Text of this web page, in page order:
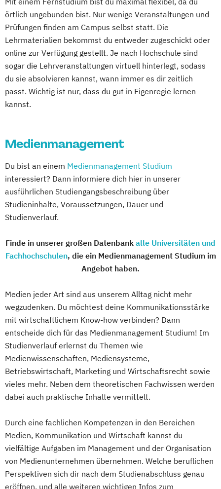
Fitnessökonom (FH)
Gesundheitsökonom (FH)
Hospitality Controlling & Hotel Asset
Management
Hotel Management
Hotel- und Tourismusmarketing
Hotelmarketing
Hotelökonom (FH)
Kommunikation & Medienmanagement
MBA Health Care Management
Management im Gesundheitswesen
Master of Business Administration (MBA)
Sports Nutrion (EN)
Medienökonom (FH)
Online-Marketing & Marketingmanagement
Online-Marketing & Marketingmanagement
(dual)
Personalmanagement
Prävention & Gesundheitsförderung
Prävention
Sporttherapie und
Gesundheitsmanagement
Revenue Management
Sportmarketing Sportvermarktung
Sportökonom (FH) Tourism Consulting
Tourismus Management
Tourismusökonom (FH)
Veranstaltungsökonom (FH)
örtlich ungebunden bist. Nur wenige Veranstaltungen und
Prüfungen finden am Campus selbst statt. Die
Lehrmaterialien bekommst du entweder zugeschickt oder
online zur Verfügung gestellt. Je nach Hochschule sind
sogar die Lehrveranstaltungen virtuell hinterlegt, sodass
du sie absolvieren kannst, wann immer es dir zeitlich
passt. Wichtig ist nur, dass du gut in Eigenregie lernen
kannst.
Medienmanagement
Du bist an einem Medienmanagement Studium
interessiert? Dann informiere dich hier in unserer
ausführlichen Studiengangsbeschreibung über
Studieninhalte, Voraussetzungen, Dauer und
Studienverlauf.
Finde in unserer großen Datenbank alle Universitäten und
Fachhochschulen, die ein Medienmanagement Studium im
Angebot haben.
Medien jeder Art sind aus unserem Alltag nicht mehr
wegzudenken. Du möchtest deine Kommunikationsstärke
mit wirtschaftlichem Know-how verbinden? Dann
entscheide dich für das Medienmanagement Studium! Im
Studienverlauf erlernst du Themen wie
Medienwissenschaften, Mediensysteme,
Betriebswirtschaft, Marketing und Wirtschaftsrecht sowie
vieles mehr. Neben dem theoretischen Fachwissen werden
dabei auch praktische Inhalte vermittelt.
Durch eine fachlichen Kompetenzen in den Bereichen
Medien, Kommunikation und Wirtschaft kannst du
vielfältige Aufgaben im Management und der Organisation
von Medienunternehmen übernehmen. Welche beruflichen
Perspektiven sich dir nach dem Studienabschluss genau
eröffnen, und alle weiteren wichtigen Infos zum